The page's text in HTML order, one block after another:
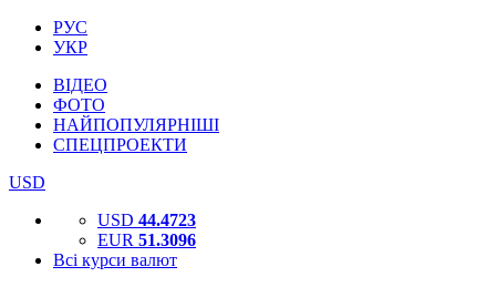
РУС
УКР
ВІДЕО
ФОТО
НАЙПОПУЛЯРНІШІ
СПЕЦПРОЕКТИ
USD
USD 44.4723
EUR 51.3096
Всі курси валют